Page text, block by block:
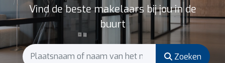
Vind de beste makelaars bij jou in de
buurt
Zoeken